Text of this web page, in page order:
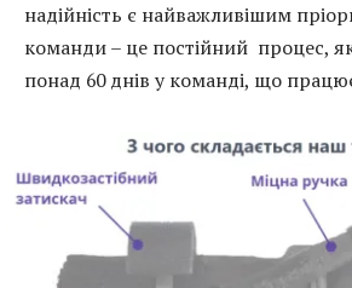
надійність є найважливішим
команди – це постійний процес,
понад 60 днів у команді, що